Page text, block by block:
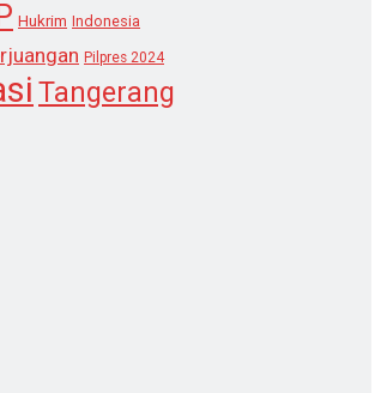
Hukrim Indonesia
Pilpres 2024
Tangerang